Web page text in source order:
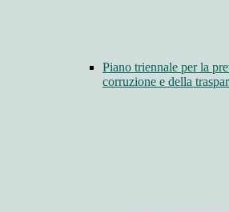
Piano triennale per la
corruzione e della